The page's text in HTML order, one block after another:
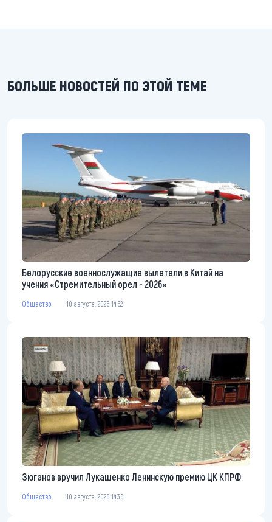
БОЛЬШЕ НОВОСТЕЙ ПО ЭТОЙ ТЕМЕ
Белорусские военнослужащие вылетели в Китай на
учения «Стремительный орел - 2026»
Общество 10 августа, 2026 14:52
Зюганов вручил Лукашенко Ленинскую премию ЦК КПРФ
Общество 10 августа, 2026 14:35